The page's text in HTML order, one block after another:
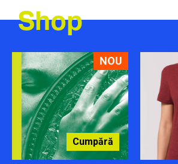
Shop
NOU
Cumpără